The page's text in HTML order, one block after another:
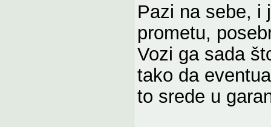
Pazi na sebe, i
prometu,
Vozi ga sada
tako da
to srede u